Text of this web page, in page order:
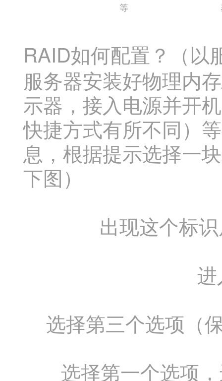
等
RAID如何配置？（以
服务器安装好物理内
示器，接入电源并开
快捷方式有所不同）
息，根据提示选择一
下图）
出现这个标识后
选择第三个选项
选择第一个选